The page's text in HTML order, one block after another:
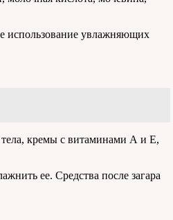
использование увлажняющих
кремы с витаминами А и Е,
ее. Средства после загара